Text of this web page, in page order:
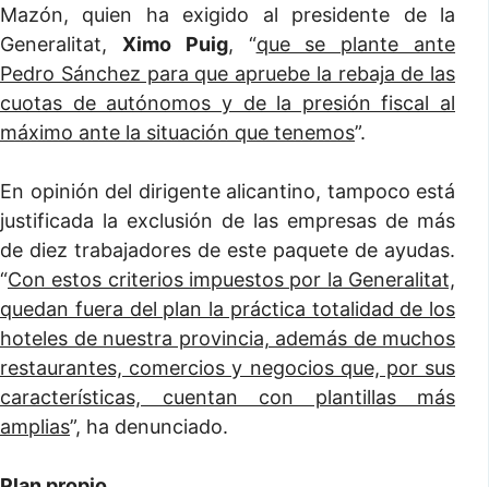
Mazón, quien ha exigido al presidente de la
Generalitat, Ximo Puig, “que se plante ante
Pedro Sánchez para que apruebe la rebaja de las
cuotas de autónomos y de la presión fiscal al
máximo ante la situación que tenemos”.
En opinión del dirigente alicantino, tampoco está
justificada la exclusión de las empresas de más
de diez trabajadores de este paquete de ayudas.
“Con estos criterios impuestos por la Generalitat,
quedan fuera del plan la práctica totalidad de los
hoteles de nuestra provincia, además de muchos
restaurantes, comercios y negocios que, por sus
características, cuentan con plantillas más
amplias”, ha denunciado.